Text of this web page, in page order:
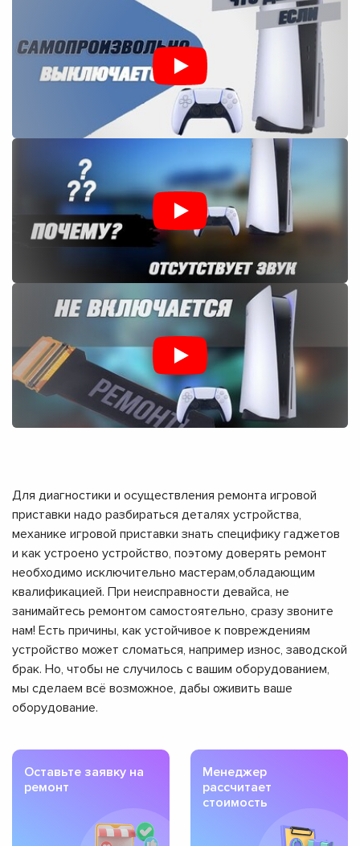
Для диагностики и осуществления ремонта игровой
приставки надо разбираться деталях устройства,
механике игровой приставки знать специфику гаджетов
и как устроено устройство, поэтому доверять ремонт
необходимо исключительно мастерам,обладающим
квалификацией. При неисправности девайса, не
занимайтесь ремонтом самостоятельно, сразу звоните
нам! Есть причины, как устойчивое к повреждениям
устройство может сломаться, например износ, заводской
брак. Но, чтобы не случилось с вашим оборудованием,
мы сделаем всё возможное, дабы оживить ваше
оборудование.
Оставьте заявку на
ремонт
Менеджер
рассчитает
стоимость